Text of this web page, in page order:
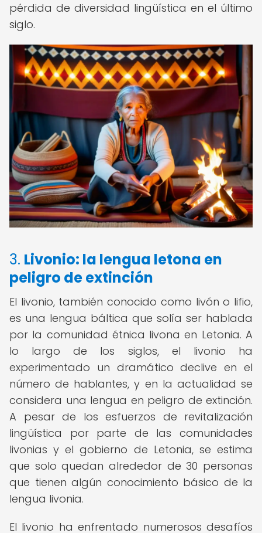
pérdida de diversidad lingüística en el último
siglo.
3. Livonio: la lengua letona en
peligro de extinción
El livonio, también conocido como livón o lifio,
es una lengua báltica que solía ser hablada
por la comunidad étnica livona en Letonia. A
lo largo de los siglos, el livonio ha
experimentado un dramático declive en el
número de hablantes, y en la actualidad se
considera una lengua en peligro de extinción.
A pesar de los esfuerzos de revitalización
lingüística por parte de las comunidades
livonias y el gobierno de Letonia, se estima
que solo quedan alrededor de 30 personas
que tienen algún conocimiento básico de la
lengua livonia.
El livonio ha enfrentado numerosos desafíos